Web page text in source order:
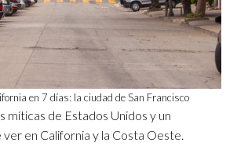
en 7 días: la ciudad de San Francisco
míticas de Estados Unidos y un
en California y la Costa Oeste.